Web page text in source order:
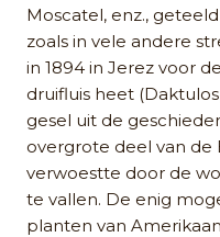
Moscatel, enz.,
zoals in vele andere
in 1894 in Jerez voor
druifluis heet
gesel uit de
overgrote deel van de
verwoestte door de
te vallen. De enig
planten van